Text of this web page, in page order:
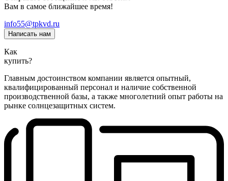
Вам в самое ближайшее время!
info55@tpkvd.ru
Написать нам
Как
купить?
Главным достоинством компании является опытный,
квалифицированный персонал и наличие собственной
производственной базы, а также многолетний опыт работы на
рынке солнцезащитных систем.